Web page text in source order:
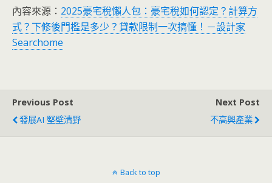
內容來源： 2025豪宅稅懶人包：豪宅稅如何認定？計算方
式？下修後門檻是多少？貸款限制一次搞懂！－設計家
Searchome
Previous Post
發展AI 堅壁清野
Next Post
不高興產業
Back to top